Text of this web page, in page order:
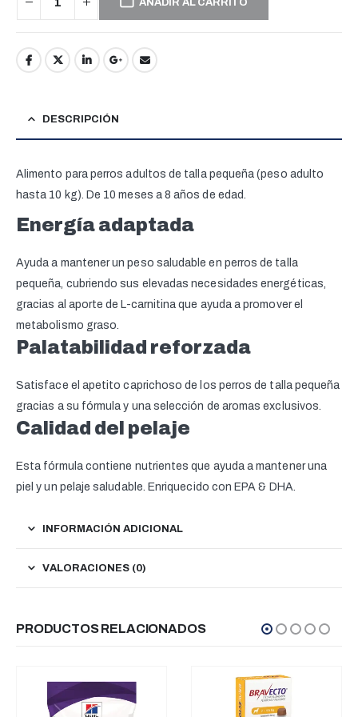
DESCRIPCIÓN
Alimento para perros adultos de talla pequeña (peso adulto
hasta 10 kg). De 10 meses a 8 años de edad.
Energía adaptada
Ayuda a mantener un peso saludable en perros de talla
pequeña, cubriendo sus elevadas necesidades energéticas,
gracias al aporte de L-carnitina que ayuda a promover el
metabolismo graso.
Palatabilidad reforzada
Satisface el apetito caprichoso de los perros de talla pequeña
gracias a su fórmula y una selección de aromas exclusivos.
Calidad del pelaje
Esta fórmula contiene nutrientes que ayuda a mantener una
piel y un pelaje saludable. Enriquecido con EPA & DHA.
INFORMACIÓN ADICIONAL
VALORACIONES (0)
PRODUCTOS RELACIONADOS